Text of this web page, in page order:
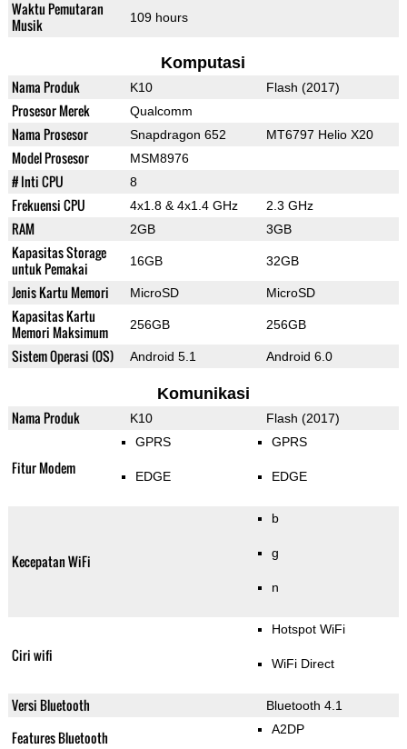
Waktu Pemutaran
Musik
109 hours
Komputasi
Nama Produk K10 Flash (2017)
Prosesor Merek Qualcomm
Nama Prosesor Snapdragon 652 MT6797 Helio X20
Model Prosesor MSM8976
# Inti CPU 8
Frekuensi CPU 4x1.8 & 4x1.4 GHz 2.3 GHz
RAM 2GB 3GB
Kapasitas Storage
untuk Pemakai
16GB 32GB
Jenis Kartu Memori MicroSD MicroSD
Kapasitas Kartu
Memori Maksimum
256GB 256GB
Sistem Operasi (OS) Android 5.1 Android 6.0
Komunikasi
Nama Produk K10 Flash (2017)
Fitur Modem
GPRS
EDGE
GPRS
EDGE
Kecepatan WiFi
b
g
n
Ciri wifi
Hotspot WiFi
WiFi Direct
Versi Bluetooth Bluetooth 4.1
Features Bluetooth A2DP